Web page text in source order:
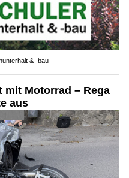
& -bau
mit Motorrad – Rega
aus